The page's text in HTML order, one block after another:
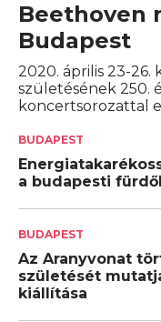
Beethoven
Budapest
2020. április 23-
születésének 250.
koncertsorozattal
BUDAPEST
a budapesti
BUDAPEST
Az Aranyvonat
születését
kiállítása